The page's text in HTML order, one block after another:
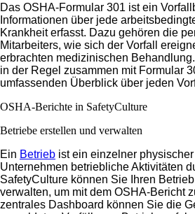
Das OSHA-Formular 301 ist ein
Informationen über jede
Krankheit erfasst. Dazu gehören die
Mitarbeiters, wie sich der Vorfall
erbrachten medizinischen
in der Regel zusammen mit Formular
umfassenden Überblick über jeden
OSHA-Berichte in SafetyCulture
Betriebe erstellen und verwalten
Ein Betrieb ist ein einzelner
Unternehmen betriebliche Aktivitäten
SafetyCulture können Sie Ihren
verwalten, um mit dem OSHA-Bericht
zentrales Dashboard können Sie die